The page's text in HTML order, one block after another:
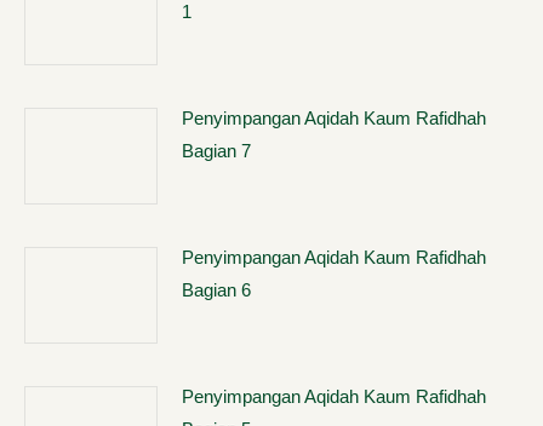
1
Penyimpangan Aqidah Kaum Rafidhah
Bagian 7
Penyimpangan Aqidah Kaum Rafidhah
Bagian 6
Penyimpangan Aqidah Kaum Rafidhah